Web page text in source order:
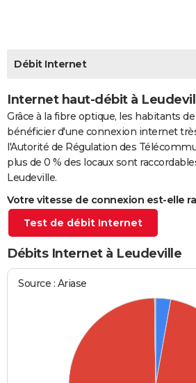
CARTE DE VOEUX
Carte de Noël
Carte Bonne année
Carte Saint-Valentin
Carte Pâques
Carte d'anniversaire
DICTIONNAIRE
PROGRAMME TV
S'inscrire
Se connecter
Lycées
Collèges
Primaires
Universités
Entreprises
Service militaire
Avis de recherche
Bricolage
Lifestyle
Culture
Sport
Auto
Television
Voyage
Cinema
Débit Internet
Internet haut-débit à
Grâce à la fibre optique, les habitants
bénéficier d'une connexion internet
l'Autorité de Régulation des
plus de 0 % des locaux sont
Leudeville.
Votre vitesse de connexion est-elle
Test de débit Internet
Débits Internet à Leudeville
Source : Ariase